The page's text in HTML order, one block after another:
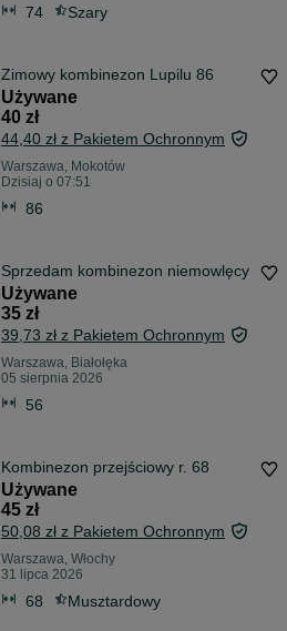
74 Szary
Zimowy kombinezon Lupilu 86
Używane
40 zł
44,40 zł z Pakietem Ochronnym
Warszawa, Mokotów
Dzisiaj o 07:51
86
Sprzedam kombinezon niemowlęcy
Używane
35 zł
39,73 zł z Pakietem Ochronnym
Warszawa, Białołęka
05 sierpnia 2026
56
Kombinezon przejściowy r. 68
Używane
45 zł
50,08 zł z Pakietem Ochronnym
Warszawa, Włochy
31 lipca 2026
68 Musztardowy